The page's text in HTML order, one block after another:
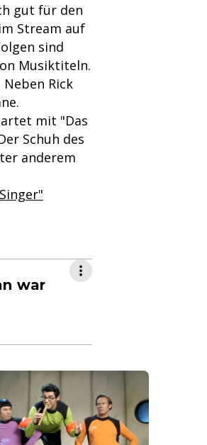
gut für den
Stream auf
sind
Musiktiteln.
Rick
mit "Das
Schuh des
anderem
war